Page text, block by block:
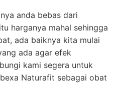
anda bebas dari
harganya mahal sehingga
ada baiknya kita mulai
ada agar efek
kami segera untuk
Naturafit sebagai obat